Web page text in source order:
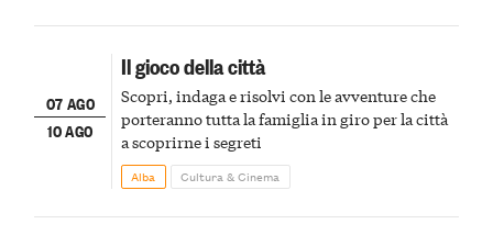
07 AGO
10 AGO
Il gioco della città
Scopri, indaga e risolvi con le avventure che
porteranno tutta la famiglia in giro per la città
a scoprirne i segreti
Alba Cultura & Cinema